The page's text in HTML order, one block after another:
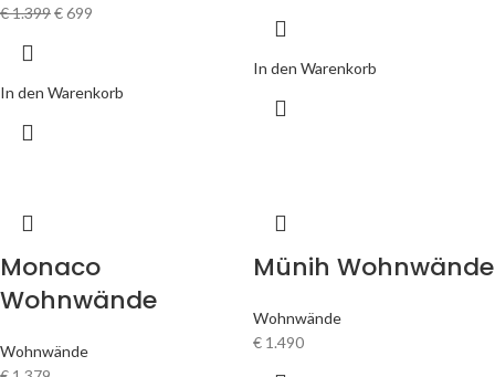
€1.399€699
In den Warenkorb
In den Warenkorb
Monaco
Wohnwände
Wohnwände
Münih Wohnwände
Wohnwände
€ 1.490